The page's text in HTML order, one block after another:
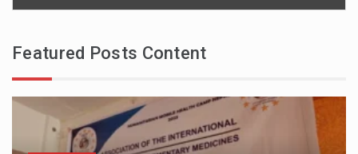
Featured Posts Content